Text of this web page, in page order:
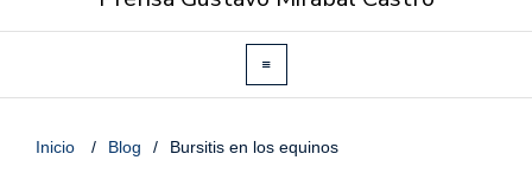
Inicio / Blog / Bursitis en los equinos